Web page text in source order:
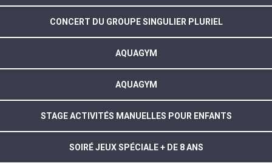
CONCERT DU GROUPE SINGULIER PLURIEL
AQUAGYM
AQUAGYM
STAGE ACTIVITÉS MANUELLES POUR ENFANTS
SOIRÉ JEUX SPÉCIALE + DE 8 ANS